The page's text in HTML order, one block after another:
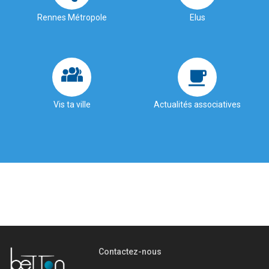
Rennes Métropole Elus
Vis ta ville Actualités associatives
Contactez-nous